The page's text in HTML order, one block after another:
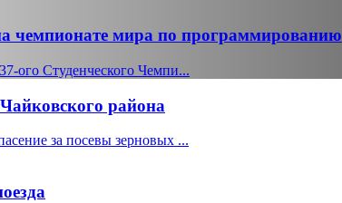
чемпионате мира по программированию
ого Студенческого Чемпи...
района
за посевы зерновых ...